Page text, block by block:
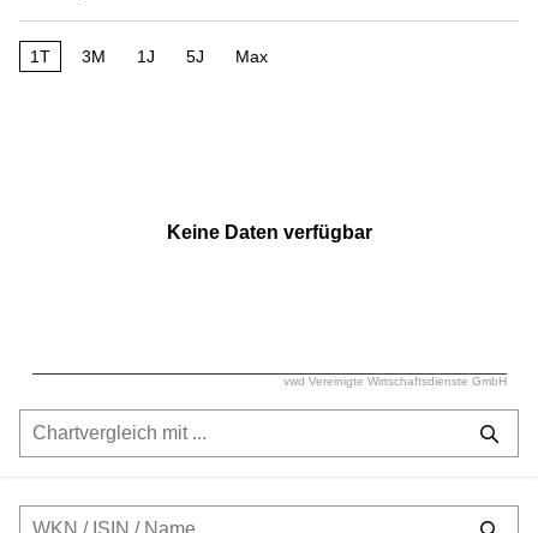
1T 3M 1J 5J Max
vwd Vereinigte Wirtschaftsdienste GmbH
Keine Daten verfügbar